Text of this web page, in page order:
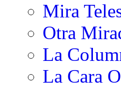
Mira
Otra
La
La Cara